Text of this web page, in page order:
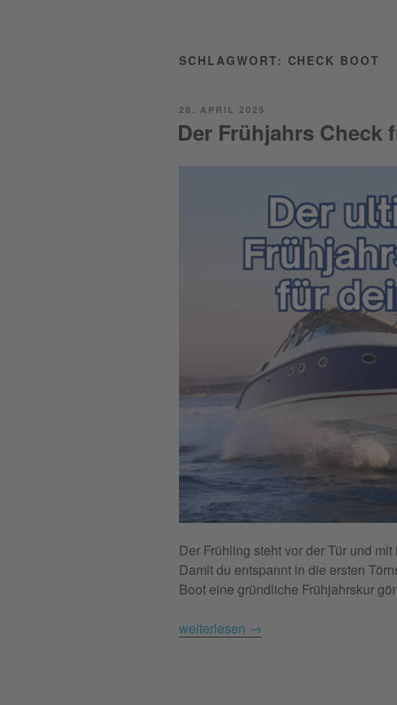
SCHLAGWORT: CHECK BOOT
POSTED
28. APRIL 2025
Der Frühjahrs Check
Der Frühling steht vor der Tür und
Damit du entspannt in die ersten
Boot eine gründliche Frühjahrskur
weiterlesen →